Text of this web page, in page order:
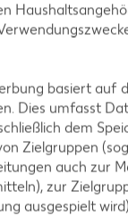
Sesam
160
basiert auf
Dies umfasst
dem
Zielgruppen
auch zur
zur
ausgespielt